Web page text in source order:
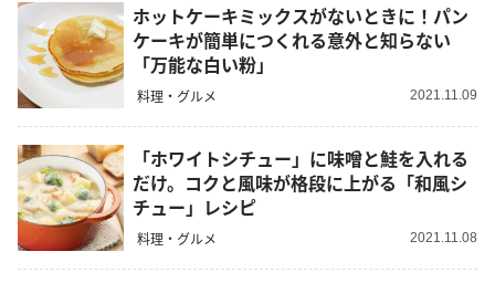
ホットケーキミックスがないときに！パン
ケーキが簡単につくれる意外と知らない
「万能な白い粉」
料理・グルメ 2021.11.09
「ホワイトシチュー」に味噌と鮭を入れる
だけ。コクと風味が格段に上がる「和風シ
チュー」レシピ
料理・グルメ 2021.11.08